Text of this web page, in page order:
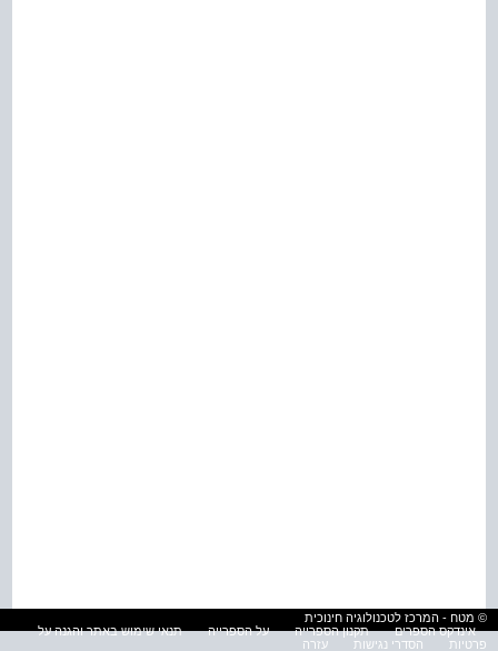
© מטח - המרכז לטכנולוגיה חינוכית
אינדקס הספרים
תקנון הספרייה על הספרייה
תנאי שימוש באתר והגנה על
פרטיות
הסדרי נגישות עזרה